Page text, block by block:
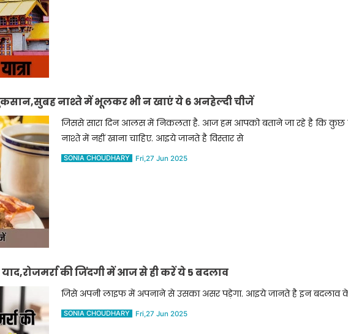
नुकसान,सुबह नाश्ते में भूलकर भी न खाएं ये 6 अनहेल्दी चीजें
जिससे सारा दिन आलस में निकलता है. आज हम आपको बताने जा रहे है कि कुछ
नाश्ते में नहीं खाना चाहिए. आइये जानते है विस्तार से
SONIA CHOUDHARY Fri,27 Jun 2025
याद,रोजमर्रा की जिंदगी में आज से ही करें ये 5 बदलाव
जिसे अपनी लाइफ में अपनाने से उसका असर पड़ेगा. आइये जानते है इन बदलाव के
SONIA CHOUDHARY Fri,27 Jun 2025